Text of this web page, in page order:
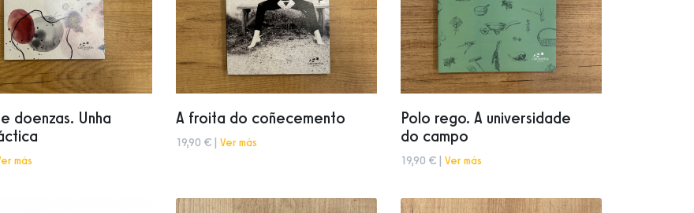
doenzas. Unha
más
A froita do coñecemento
19,90 € | Ver más
Polo rego. A universidade
do campo
19,90 € | Ver más